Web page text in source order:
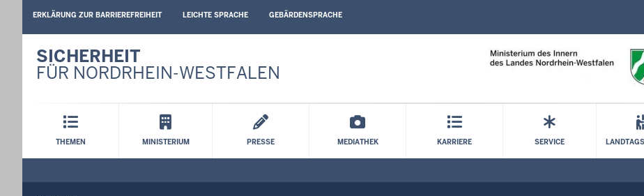
SPRACHEN
ERKLÄRUNG ZUR BARRIEREFREIHEIT LEICHTE SPRACHE GEBÄRDENSPRACHE
SICHERHEIT
FÜR NORDRHEIN-WESTFALEN
Hauptmenü
THEMEN MINISTERIUM PRESSE MEDIATHEK KARRIERE SERVICE